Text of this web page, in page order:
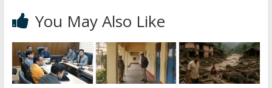
You May Also Like